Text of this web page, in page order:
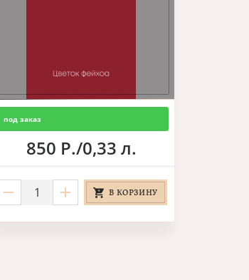
под заказ
850 Р./0,33 л.
В КОРЗИНУ